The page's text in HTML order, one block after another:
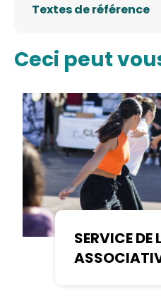
Textes de référence
Ceci peut
SERVICE DE